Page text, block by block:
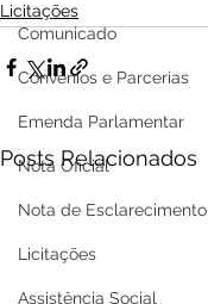
Comunicado
Convênios e Parcerias
Emenda Parlamentar
Nota Oficial
Nota de Esclarecimento
Licitações
Assistência Social
Licitações
Posts Relacionados